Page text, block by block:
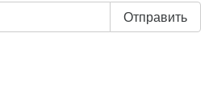
Отправить